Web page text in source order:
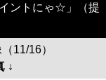
ントにゃ☆」（提
11/16）
↓